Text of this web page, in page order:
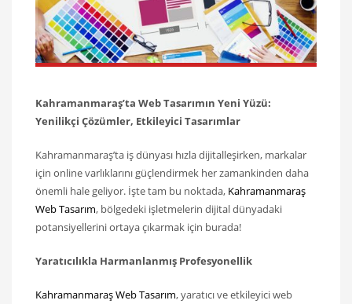
Kahramanmaraş’ta Web Tasarımın Yeni Yüzü:
Yenilikçi Çözümler, Etkileyici Tasarımlar
Kahramanmaraş’ta iş dünyası hızla dijitalleşirken, markalar
için online varlıklarını güçlendirmek her zamankinden daha
önemli hale geliyor. İşte tam bu noktada, Kahramanmaraş
Web Tasarım, bölgedeki işletmelerin dijital dünyadaki
potansiyellerini ortaya çıkarmak için burada!
Yaratıcılıkla Harmanlanmış Profesyonellik
Kahramanmaraş Web Tasarım, yaratıcı ve etkileyici web